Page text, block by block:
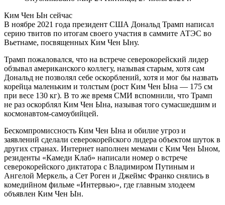
Ким Чен Ын сейчас
В ноябре 2021 года президент США Дональд Трамп написал
серию твитов по итогам своего участия в саммите АТЭС во
Вьетнаме, посвященных Ким Чен Ыну.
Трамп пожаловался, что на встрече северокорейский лидер
обзывал американского коллегу, называя старым, хотя сам
Дональд не позволял себе оскорблений, хотя и мог бы назвать
корейца маленьким и толстым (рост Ким Чен Ына — 175 см
при весе 130 кг). В то же время СМИ вспомнили, что Трамп
не раз оскорблял Ким Чен Ына, называя того сумасшедшим и
космонавтом-самоубийцей.
Бескомпромиссность Ким Чен Ына и обилие угроз и
заявлений сделали северокорейского лидера объектом шуток в
других странах. Интернет наполнен мемами с Ким Чен Ыном,
резиденты «Камеди Клаб» написали номер о встрече
северокорейского диктатора с Владимиром Путиным и
Ангелой Меркель, а Сет Роген и Джеймс Франко снялись в
комедийном фильме «Интервью», где главным злодеем
объявлен Ким Чен Ын.